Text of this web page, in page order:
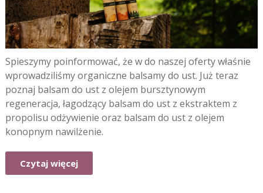
Spieszymy poinformować, że w do naszej oferty właśnie
wprowadziliśmy organiczne balsamy do ust. Już teraz
poznaj balsam do ust z olejem bursztynowym
regeneracja, łagodzący balsam do ust z ekstraktem z
propolisu odżywienie oraz balsam do ust z olejem
konopnym nawilżenie.
Czytaj więcej